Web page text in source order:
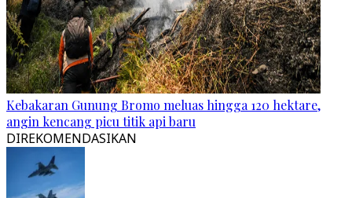
Kebakaran Gunung Bromo meluas hingga 120 hektare,
angin kencang picu titik api baru
DIREKOMENDASIKAN